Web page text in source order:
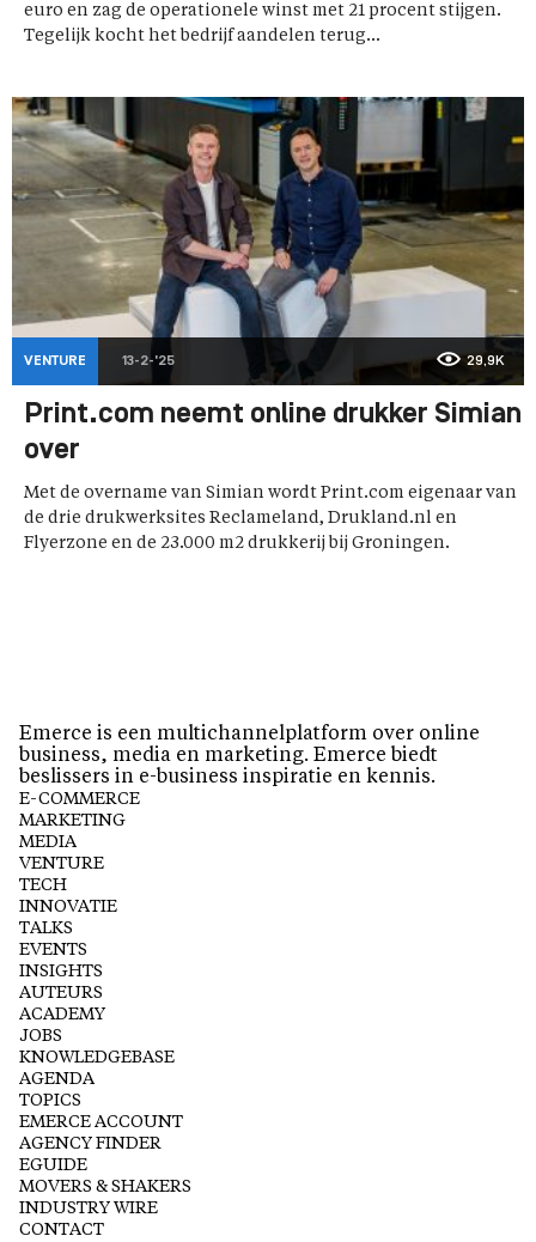
euro en zag de operationele winst met 21 procent stijgen.
Tegelijk kocht het bedrijf aandelen terug...
VENTURE 13-2-'25 29,9K
Print.com neemt online drukker Simian
over
Met de overname van Simian wordt Print.com eigenaar van
de drie drukwerksites Reclameland, Drukland.nl en
Flyerzone en de 23.000 m2 drukkerij bij Groningen.
Emerce is een multichannelplatform over online
business, media en marketing. Emerce biedt
beslissers in e-business inspiratie en kennis.
E-COMMERCE
MARKETING
MEDIA
VENTURE
TECH
INNOVATIE
TALKS
EVENTS
INSIGHTS
AUTEURS
ACADEMY
JOBS
KNOWLEDGEBASE
AGENDA
TOPICS
EMERCE ACCOUNT
AGENCY FINDER
EGUIDE
MOVERS & SHAKERS
INDUSTRY WIRE
CONTACT